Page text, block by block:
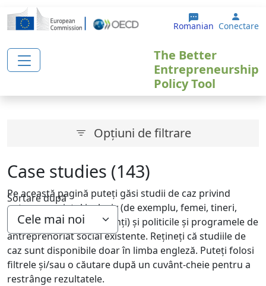
Sari la conținutul principal
Romanian User
Conectare
The Better
Entrepreneurship
Policy Tool
Opțiuni de filtrare
Sortare după
Case studies (143)
Pe această pagină puteți găsi studii de caz privind
antreprenoriatul incluziv (de exemplu, femei, tineri,
vârstnici, șomeri, imigranți) și politicile și programele de
antreprenoriat social existente. Rețineți că studiile de
caz sunt disponibile doar în limba engleză. Puteți folosi
filtrele și/sau o căutare după un cuvânt-cheie pentru a
restrânge rezultatele.